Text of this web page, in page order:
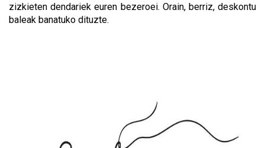
zizkieten dendariek euren bezeroei. Orain, berriz, deskontu
baleak banatuko dituzte.